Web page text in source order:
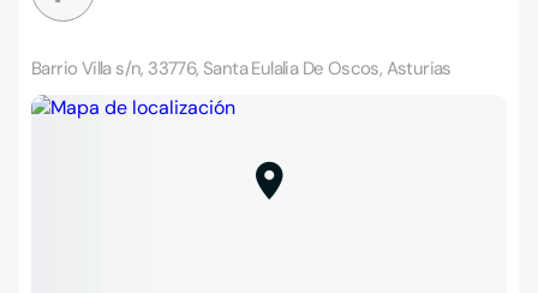
Barrio Villa s/n, 33776, Santa Eulalia De Oscos, Asturias